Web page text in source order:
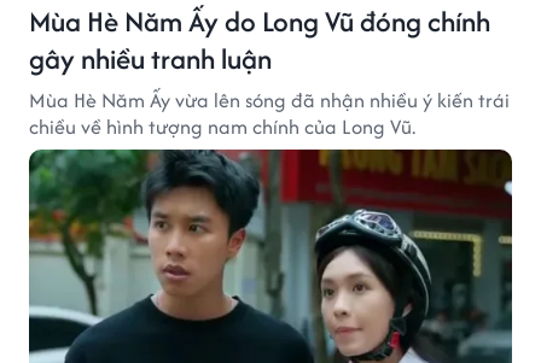
Mùa Hè Năm Ấy do Long Vũ đóng chính
gây nhiều tranh luận
Mùa Hè Năm Ấy vừa lên sóng đã nhận nhiều ý kiến trái
chiều về hình tượng nam chính của Long Vũ.